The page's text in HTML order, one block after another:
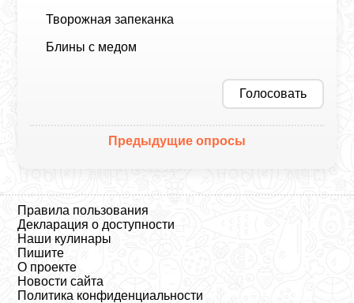
Творожная запеканка
Блины с медом
Голосовать
Предыдущие опросы
Правила пользования
Декларация о доступности
Наши кулинары
Пишите
О проекте
Новости сайта
Политика конфиденциальности